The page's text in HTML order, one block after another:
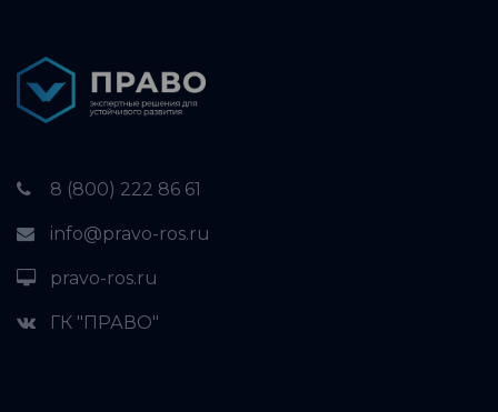
8 (800) 222 86 61
info@pravo-ros.ru
pravo-ros.ru
ГК "ПРАВО"